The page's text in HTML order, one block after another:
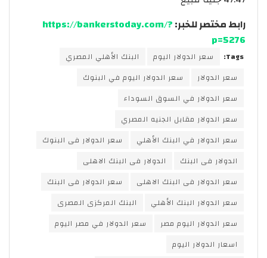
رابط مختصر للخبر:https://bankerstoday.com/?
p=5276
Tags: سعر الدولار اليوم
البنك الأهلي المصري
سعر الدولار
سعر الدولار اليوم في البنوك
سعر الدولار في السوق السوداء
سعر الدولار مقابل الجنيه المصري
سعر الدولار في البنك الأهلي
سعر الدولار فى البنوك
الدولار فى البنك
الدولار فى البنك الاهلى
سعر الدولار فى البنك الاهلى
سعر الدولار فى البنك
سعر الدولار البنك الأهلي
البنك المركزى المصرى
سعر الدولار اليوم مصر
سعر الدولار في مصر اليوم
اسعار الدولار اليوم